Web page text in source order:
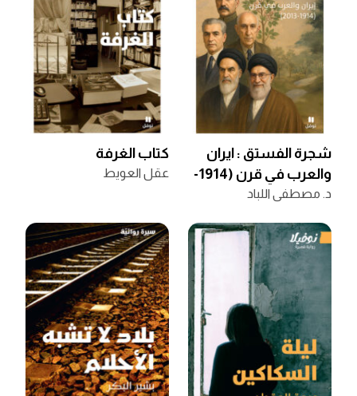
شجرة الفستق : ايران
والعرب في قرن (1914-
2013)
د. مصطفى اللباد
كتاب الغرفة
عقل العويط